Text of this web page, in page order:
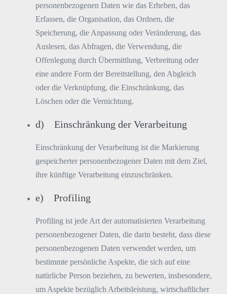
personenbezogenen Daten wie das Erheben, das
Erfassen, die Organisation, das Ordnen, die
Speicherung, die Anpassung oder Veränderung, das
Auslesen, das Abfragen, die Verwendung, die
Offenlegung durch Übermittlung, Verbreitung oder
eine andere Form der Bereitstellung, den Abgleich
oder die Verknüpfung, die Einschränkung, das
Löschen oder die Vernichtung.
d) Einschränkung der Verarbeitung
Einschränkung der Verarbeitung ist die Markierung
gespeicherter personenbezogener Daten mit dem Ziel,
ihre künftige Verarbeitung einzuschränken.
e) Profiling
Profiling ist jede Art der automatisierten Verarbeitung
personenbezogener Daten, die darin besteht, dass diese
personenbezogenen Daten verwendet werden, um
bestimmte persönliche Aspekte, die sich auf eine
natürliche Person beziehen, zu bewerten, insbesondere,
um Aspekte bezüglich Arbeitsleistung, wirtschaftlicher